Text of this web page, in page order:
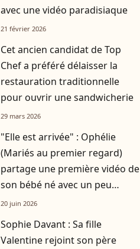
avec une vidéo paradisiaque
21 février 2026
Cet ancien candidat de Top
Chef a préféré délaisser la
restauration traditionnelle
pour ouvrir une sandwicherie
29 mars 2026
"Elle est arrivée" : Ophélie
(Mariés au premier regard)
partage une première vidéo de
son bébé né avec un peu
d'avance
20 juin 2026
Sophie Davant : Sa fille
Valentine rejoint son père